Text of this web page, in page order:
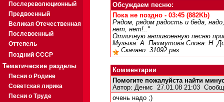
Послереволюционный
Предвоенный
Великая Отечественная
Послевоенный
Оттепель
Поздний СССР
Тематические разделы
Песни о Родине
Советская лирика
Песни о Труде
Обсуждаем песню:
Пока не поздно - 03:45 (882Kb)
Рядом, рядом радость и беда,
нет, нет!.."
Отличную антивоенную песню
Музыка: А. Пахмутова Слова: Н.
Скачано: 31092 раз
Комментарии
Помогите пожалуйста найти
Автор: Денис 27.01.08 21:03
очень надо ;)